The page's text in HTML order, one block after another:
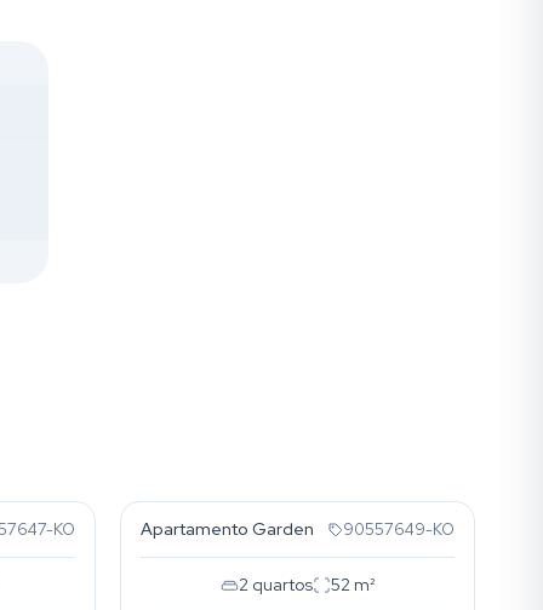
KO Apartamento Garden 90557649-KO
2 quartos 52 m²